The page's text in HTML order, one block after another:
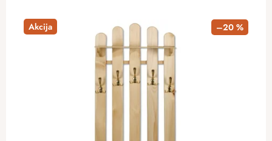
Akcija –20 %